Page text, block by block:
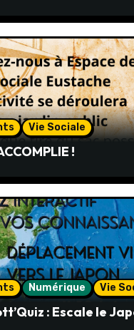
Vie Sociale
!
Numérique Vie
: Escale le